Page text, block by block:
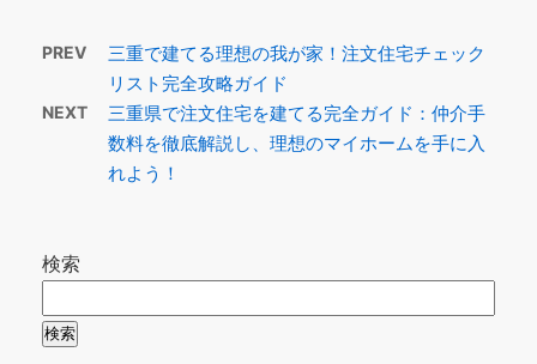
PREV
三重で建てる理想の我が家！注文住宅チェック
リスト完全攻略ガイド
NEXT
三重県で注文住宅を建てる完全ガイド：仲介手
数料を徹底解説し、理想のマイホームを手に入
れよう！
検索
検索